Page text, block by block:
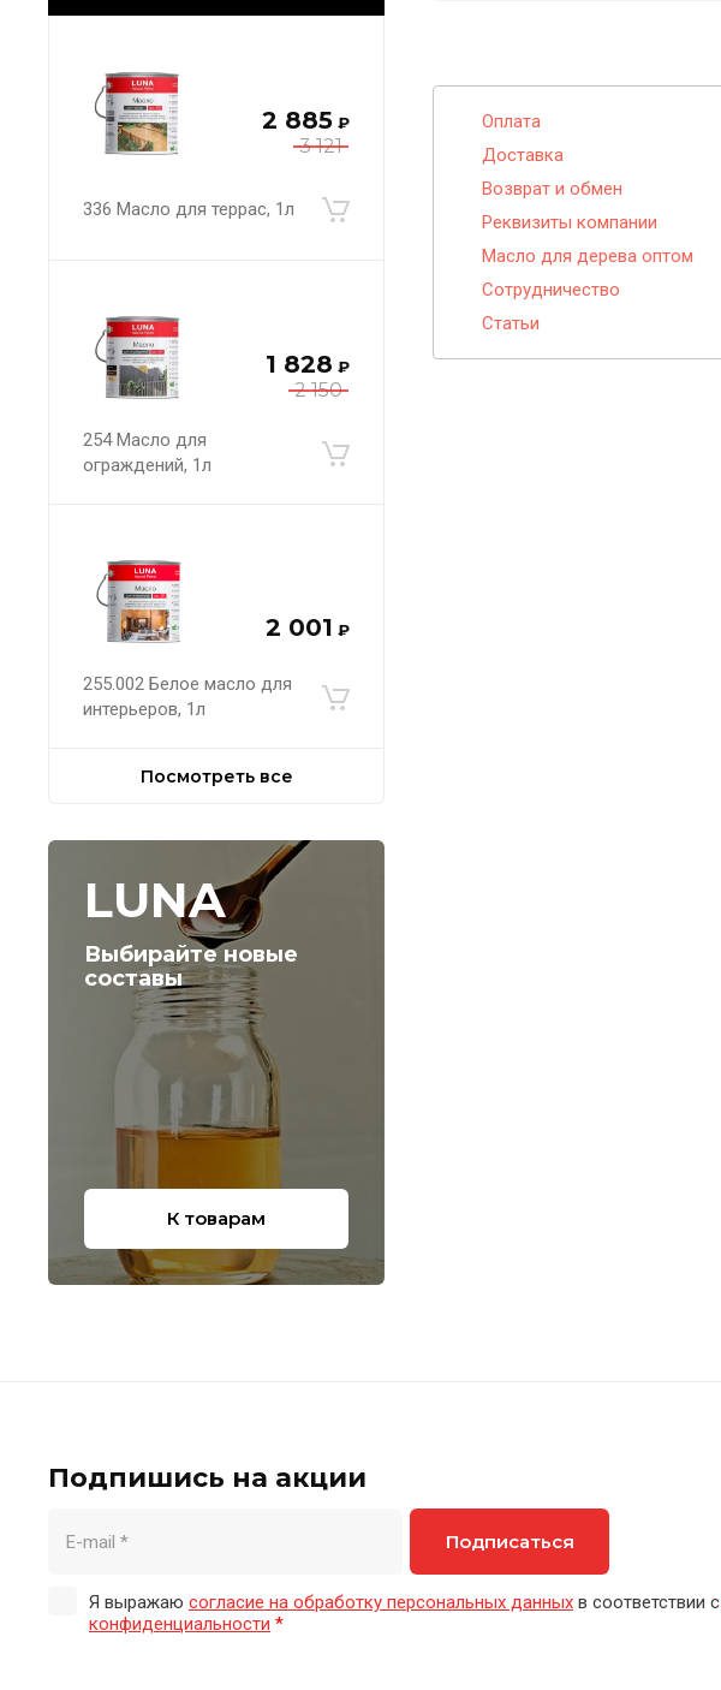
3 121
2 885 ₽
336 Масло для террас, 1л
2 150
1 828 ₽
254 Масло для
ограждений, 1л
2 001 ₽
255.002 Белое масло для
интерьеров, 1л
Посмотреть все
LUNA
Выбирайте новые
составы
К товарам
Оплата
Доставка
Возврат и обмен
Реквизиты компании
Масло для дерева оптом
Сотрудничество
Статьи
Подпишись на акции
Я выражаю согласие на обработку персональных данных в соответствии с
конфиденциальности *
Подписаться